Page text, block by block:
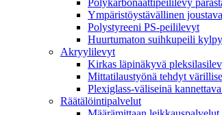
Polykarbonaattipeililevy
Ympäristöystävällinen
Polystyreeni PS-peililevyt
Huurtumaton suihkupeili
Akryylilevyt
Kirkas läpinäkyvä
Mittatilaustyönä tehdyt
Plexiglass-väliseinä
Räätälöintipalvelut